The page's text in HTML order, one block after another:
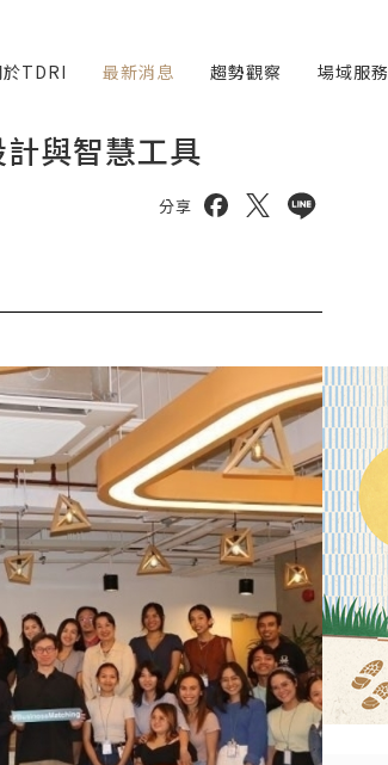
於TDRI 最新消息 趨勢觀察 場域服務
與智慧工具
分享 分享到 facebook
分享到 twitter
分享到 line